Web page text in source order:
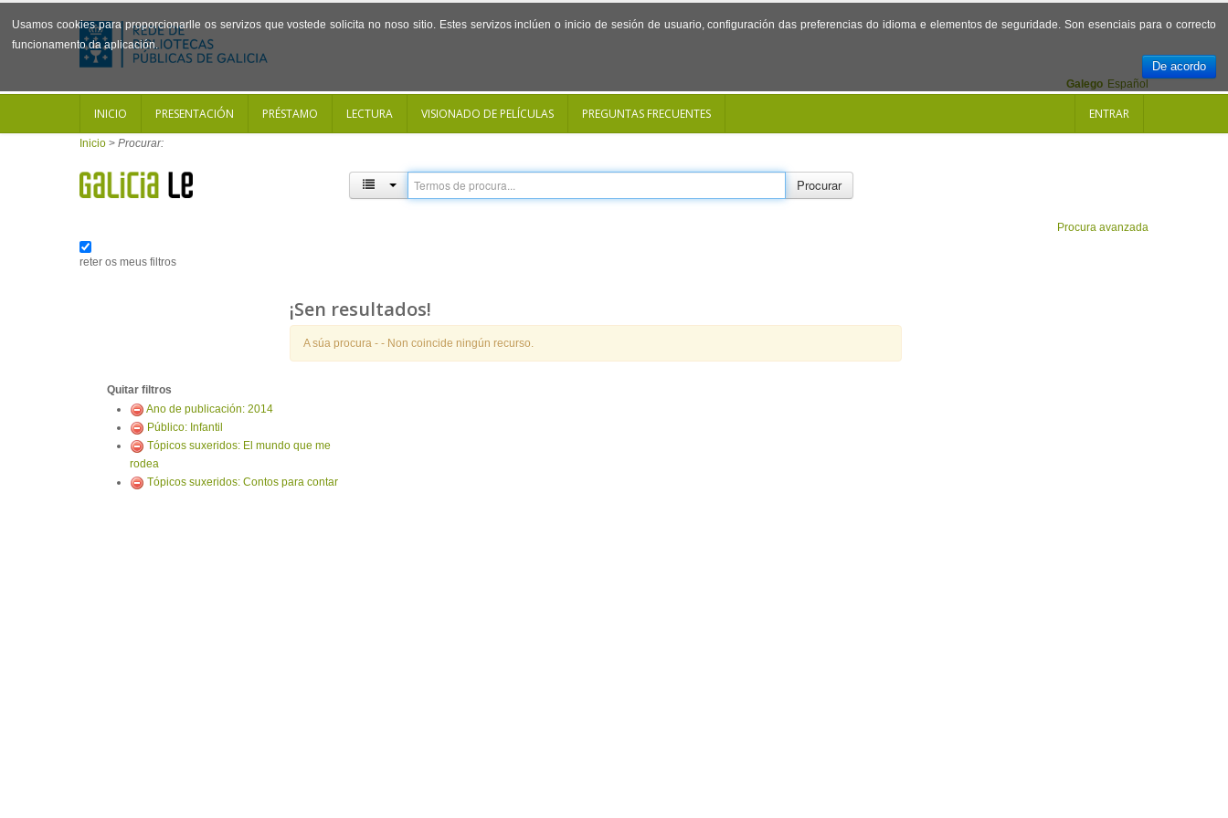
Usamos cookies para proporcionarlle os servizos que vostede solicita no noso sitio. Estes servizos inclúen o inicio de sesión de usuario, configuración das preferencias do idioma e elementos de seguridade. Son esenciais para o correcto
funcionamento da aplicación.
De acordo
Español
Galego
INICIO PRESENTACIÓN PRÉSTAMO LECTURA VISIONADO DE PELÍCULAS PREGUNTAS FRECUENTES ENTRAR
Inicio > Procurar:
Procurar
Procura avanzada
reter os meus filtros
¡Sen resultados!
A súa procura - - Non coincide ningún recurso.
Quitar filtros
Ano de publicación: 2014
Público: Infantil
Tópicos suxeridos: El mundo que me
rodea
Tópicos suxeridos: Contos para contar